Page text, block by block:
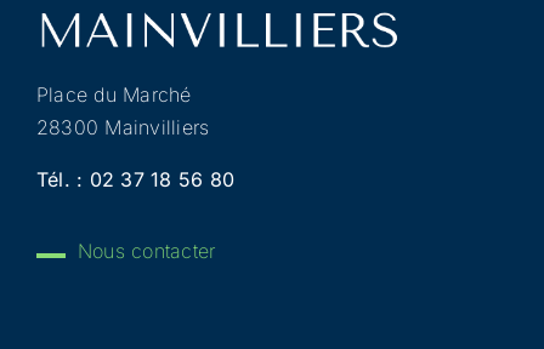
Place du Marché
28300 Mainvilliers
Tél. : 02 37 18 56 80
Nous contacter